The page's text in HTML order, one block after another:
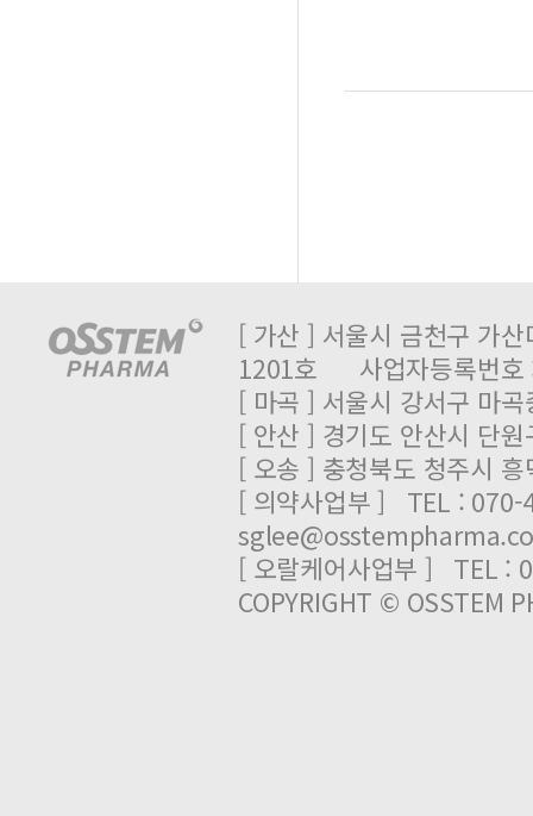
[ 가산 ] 서울시 금천구 가
1201호 사업자등록번
[ 마곡 ] 서울시 강서구 마
[ 안산 ] 경기도 안산시 단
[ 오송 ] 충청북도 청주시
[ 의약사업부 ] TEL :
[ 오랄케어사업부 ] TEL
COPYRIGHT © OSSTEM